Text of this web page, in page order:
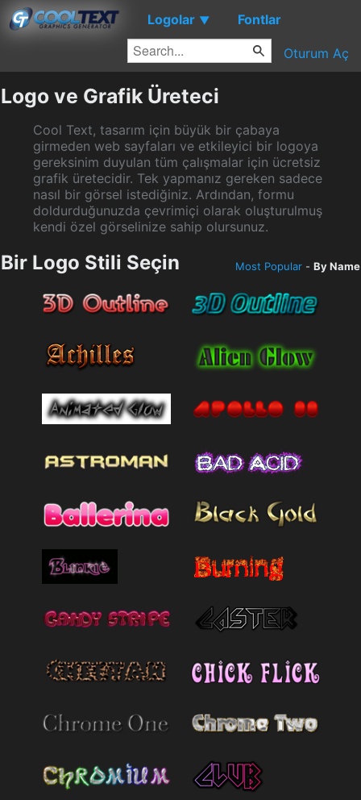
Logolar ▼ Fontlar
Oturum Aç
Logo ve Grafik Üreteci
Cool Text, tasarım için büyük bir çabaya
girmeden web sayfaları ve etkileyici bir logoya
gereksinim duyulan tüm çalışmalar için ücretsiz
grafik üretecidir. Tek yapmanız gereken sadece
nasıl bir görsel istediğiniz. Ardından, formu
doldurduğunuzda çevrimiçi olarak oluşturulmuş
kendi özel görselinize sahip olursunuz.
Bir Logo Stili Seçin Most Popular - By Name